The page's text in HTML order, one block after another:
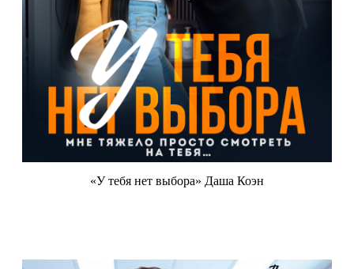
«У тебя нет выбора» Даша Коэн